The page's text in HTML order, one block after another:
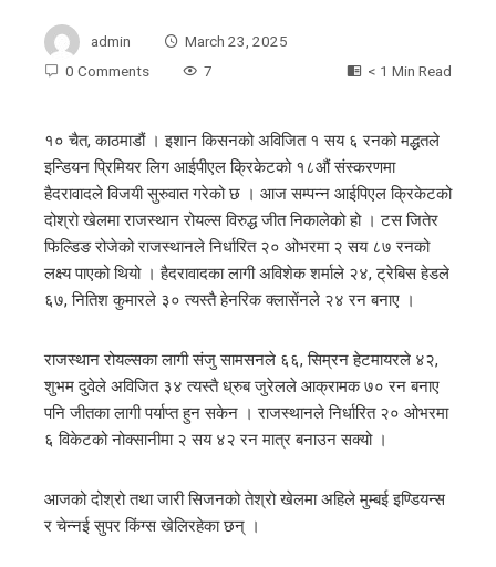
admin
March 23, 2025
0 Comments
7 < 1 Min Read
१० चैत, काठमाडौं । इशान किसनको अविजित १ सय ६ रनको मद्धतले
इन्डियन प्रिमियर लिग आईपीएल क्रिकेटको १८औं संस्करणमा
हैदरावादले विजयी सुरुवात गरेको छ । आज सम्पन्न आईपिएल क्रिकेटको
दोश्रो खेलमा राजस्थान रोयल्स विरुद्ध जीत निकालेको हो । टस जितेर
फिल्डिङ रोजेको राजस्थानले निर्धारित २० ओभरमा २ सय ८७ रनको
लक्ष्य पाएको थियो । हैदरावादका लागी अविशेक शर्माले २४, ट्रेबिस हेडले
६७, नितिश कुमारले ३० त्यस्तै हेनरिक क्लासेंनले २४ रन बनाए ।
राजस्थान रोयल्सका लागी संजु सामसनले ६६, सिम्रन हेटमायरले ४२,
शुभम दुवेले अविजित ३४ त्यस्तै ध्रुब जुरेलले आक्रामक ७० रन बनाए
पनि जीतका लागी पर्याप्त हुन सकेन । राजस्थानले निर्धारित २० ओभरमा
६ विकेटको नोक्सानीमा २ सय ४२ रन मात्र बनाउन सक्यो ।
आजको दोश्रो तथा जारी सिजनको तेश्रो खेलमा अहिले मुम्बई इण्डियन्स
र चेन्नई सुपर किंग्स खेलिरहेका छन् ।